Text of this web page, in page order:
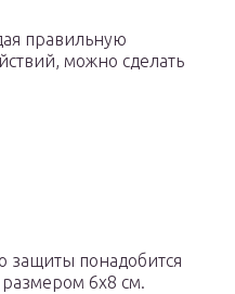
правильную
можно сделать
защиты понадобится
6х8 см.